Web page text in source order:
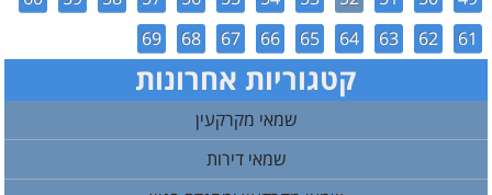
61
62
63
64
65
66
67
68
69
קטגוריות אחרונות
שמאי מקרקעין
שמאי דירות